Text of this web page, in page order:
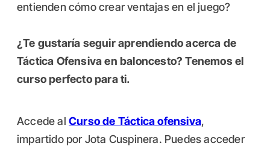
entienden cómo crear ventajas en el juego?
¿Te gustaría seguir aprendiendo acerca de
Táctica Ofensiva en baloncesto? Tenemos el
curso perfecto para ti.
Accede al Curso de Táctica ofensiva,
impartido por Jota Cuspinera. Puedes acceder